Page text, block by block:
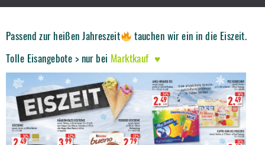
Passend zur heißen Jahreszeit
tauchen wir ein in die Eiszeit.
Tolle Eisangebote > nur bei Marktkauf ♥